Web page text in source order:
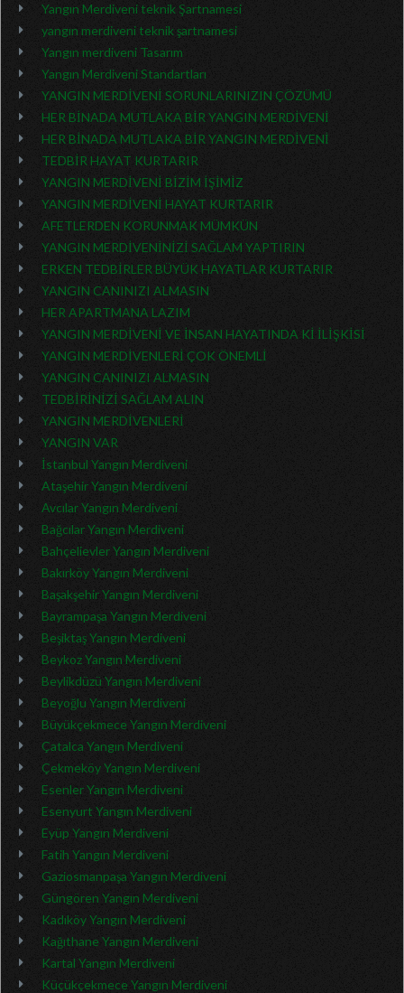
Yangın Merdiveni teknik Şartnamesi
yangın merdiveni teknik şartnamesi
Yangın merdiveni Tasarım
Yangın Merdiveni Standartları
YANGIN MERDİVENİ SORUNLARINIZIN ÇÖZÜMÜ
HER BİNADA MUTLAKA BİR YANGIN MERDİVENİ
HER BİNADA MUTLAKA BİR YANGIN MERDİVENİ
TEDBİR HAYAT KURTARIR
YANGIN MERDİVENİ BİZİM İŞİMİZ
YANGIN MERDİVENİ HAYAT KURTARIR
AFETLERDEN KORUNMAK MÜMKÜN
YANGIN MERDİVENİNİZİ SAĞLAM YAPTIRIN
ERKEN TEDBİRLER BÜYÜK HAYATLAR KURTARIR
YANGIN CANINIZI ALMASIN
HER APARTMANA LAZIM
YANGIN MERDİVENİ VE İNSAN HAYATINDA Kİ İLİŞKİSİ
YANGIN MERDİVENLERİ ÇOK ÖNEMLİ
YANGIN CANINIZI ALMASIN
TEDBİRİNİZİ SAĞLAM ALIN
YANGIN MERDİVENLERİ
YANGIN VAR
İstanbul Yangın Merdiveni
Ataşehir Yangın Merdiveni
Avcılar Yangın Merdiveni
Bağcılar Yangın Merdiveni
Bahçelievler Yangın Merdiveni
Bakırköy Yangın Merdiveni
Başakşehir Yangın Merdiveni
Bayrampaşa Yangın Merdiveni
Beşiktaş Yangın Merdiveni
Beykoz Yangın Merdiveni
Beylikdüzü Yangın Merdiveni
Beyoğlu Yangın Merdiveni
Büyükçekmece Yangın Merdiveni
Çatalca Yangın Merdiveni
Çekmeköy Yangın Merdiveni
Esenler Yangın Merdiveni
Esenyurt Yangın Merdiveni
Eyüp Yangın Merdiveni
Fatih Yangın Merdiveni
Gaziosmanpaşa Yangın Merdiveni
Güngören Yangın Merdiveni
Kadıköy Yangın Merdiveni
Kağıthane Yangın Merdiveni
Kartal Yangın Merdiveni
Küçükçekmece Yangın Merdiveni